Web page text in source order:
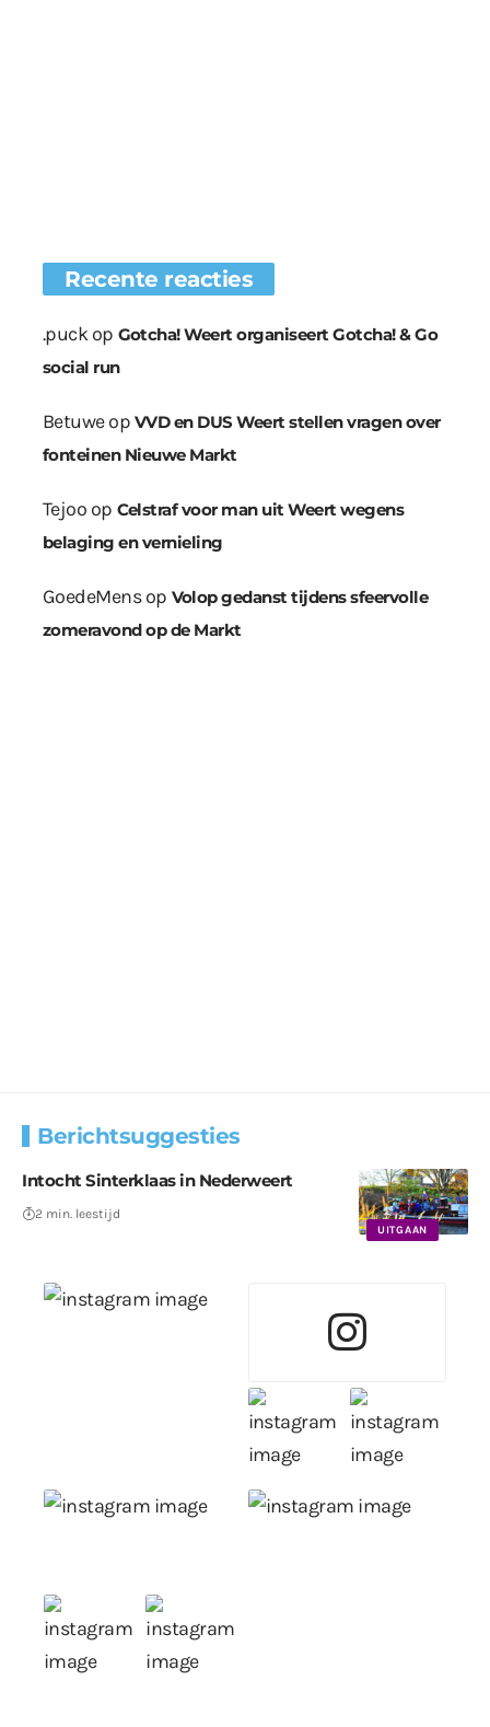
Recente reacties
.puckop Gotcha! Weert organiseert Gotcha! & Go
social run
Betuweop VVD en DUS Weert stellen vragen over
fonteinen Nieuwe Markt
Tejoo op Celstraf voor man uit Weert wegens
belaging en vernieling
GoedeMensop Volop gedanst tijdens sfeervolle
zomeravond op de Markt
Berichtsuggesties
UITGAAN
Intocht Sinterklaas in Nederweert
2 min. leestijd